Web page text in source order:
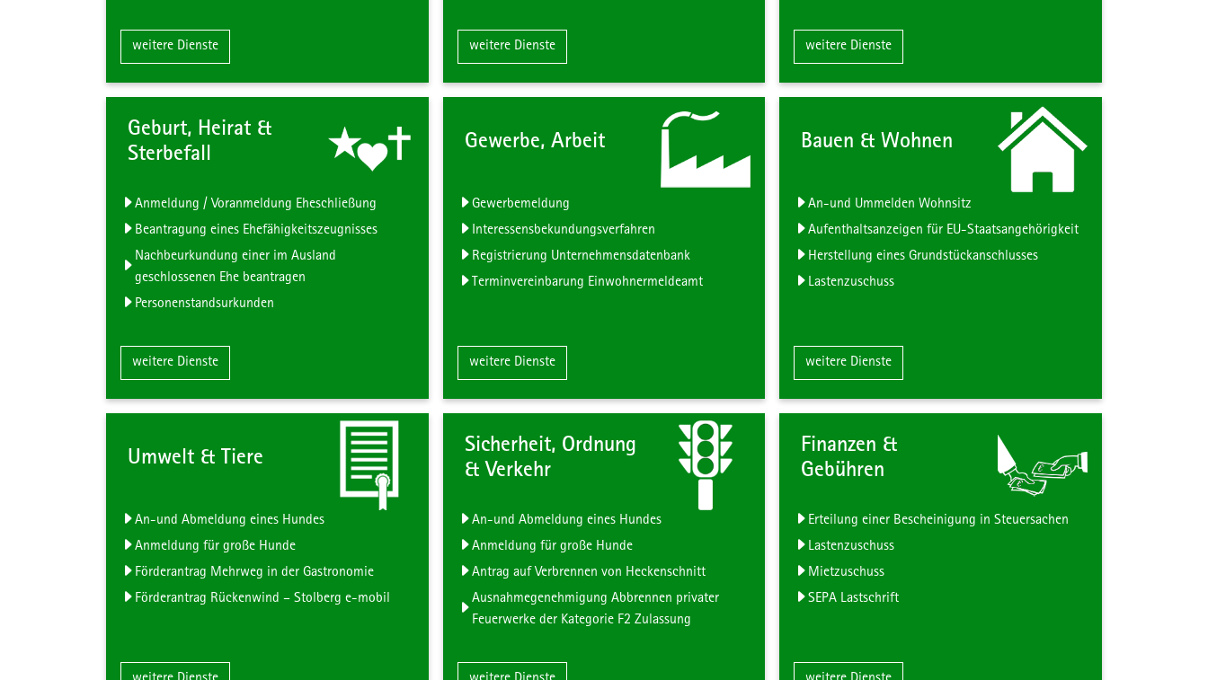
weitere DiensteZum Inhalt der Kachel "Bildung, Kultur & Freizeit"weitere DiensteZum Inhalt der Kachel "Familie & Kind" weitere DiensteZum Inhalt der Kachel "Urkunden & Ausweise"
Geburt, Heirat &
Sterbefall
Anmeldung / Voranmeldung Eheschließung
Beantragung eines Ehefähigkeitszeugnisses
Nachbeurkundung einer im Ausland
geschlossenen Ehe beantragen
Personenstandsurkunden
weitere DiensteZum Inhalt der Kachel "Geburt, Heirat & Sterbefall"
Gewerbe, Arbeit
Gewerbemeldung
Interessensbekundungsverfahren
Registrierung Unternehmensdatenbank
Terminvereinbarung Einwohnermeldeamt
weitere DiensteZum Inhalt der Kachel "Gewerbe, Arbeit"
Bauen & Wohnen
An-und Ummelden Wohnsitz
Aufenthaltsanzeigen für EU-Staatsangehörigkeit
Herstellung eines Grundstückanschlusses
Lastenzuschuss
weitere DiensteZum Inhalt der Kachel "Bauen & Wohnen"
Umwelt & Tiere
An-und Abmeldung eines Hundes
Anmeldung für große Hunde
Förderantrag Mehrweg in der Gastronomie
Förderantrag Rückenwind – Stolberg e-mobil
Sicherheit, Ordnung
& Verkehr
An-und Abmeldung eines Hundes
Anmeldung für große Hunde
Antrag auf Verbrennen von Heckenschnitt
Ausnahmegenehmigung Abbrennen privater
Feuerwerke der Kategorie F2 Zulassung
Finanzen &
Gebühren
Erteilung einer Bescheinigung in Steuersachen
Lastenzuschuss
Mietzuschuss
SEPA Lastschrift